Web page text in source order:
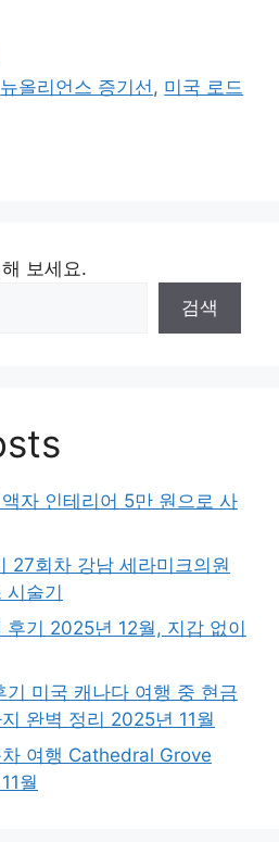
뉴올리언스 증기선, 미국 로드
보세요.
검색
자 인테리어 5만 원으로 사
27회차 강남 세라미크의원
시술기
후기 2025년 12월, 지갑 없이
기 미국 캐나다 여행 중 현금
완벽 정리 2025년 11월
여행 Cathedral Grove
월